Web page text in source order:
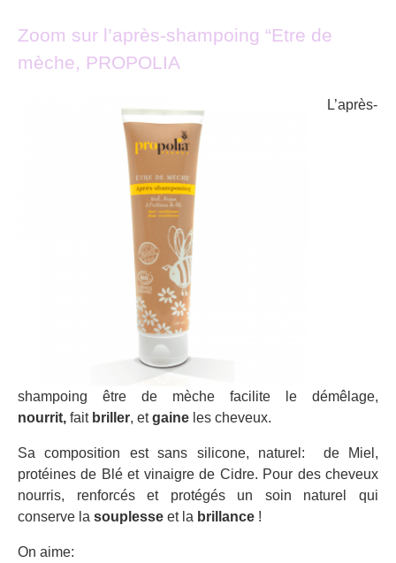
Zoom sur l’après-shampoing “Etre de
mèche, PROPOLIA
L’après-
shampoing être de mèche facilite le démêlage,
nourrit, fait briller, etgaine les cheveux.
Sa composition est sans silicone, naturel: de Miel,
protéines de Blé et vinaigre de Cidre. Pour des cheveux
nourris, renforcés et protégés un soin naturel qui
conserve la souplesse et la brillance !
On aime: